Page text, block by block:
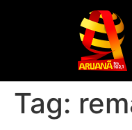
Tag: